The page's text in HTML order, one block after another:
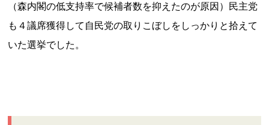
（森内閣の低支持率で候補者数を抑えたのが原因）民主党
も４議席獲得して自民党の取りこぼしをしっかりと拾えて
いた選挙でした。